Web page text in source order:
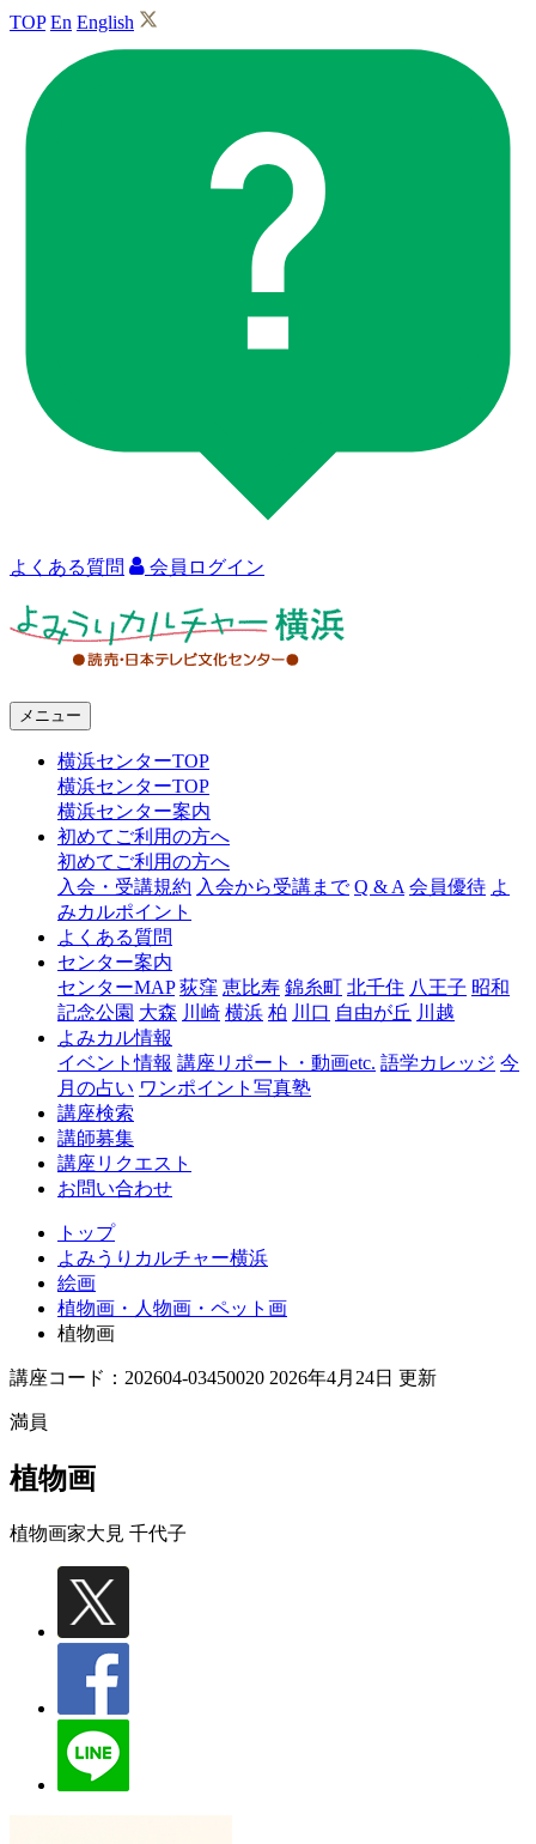
TOP En English
よくある質問 会員ログイン
ャ
浜
メニュー
横浜センターTOP
横浜センターTOP
横浜センター案内
初めてご利用の方へ
初めてご利用の方へ
入会・受講規約 入会から受講まで Q & A 会員優待 よ
みカルポイント
よくある質問
センター案内
センターMAP 荻窪 恵比寿 錦糸町 北千住 八王子 昭和
記念公園 大森 川崎 横浜 柏 川口 自由が丘 川越
よみカル情報
イベント情報 講座リポート・動画etc. 語学カレッジ 今
月の占い ワンポイント写真塾
講座検索
講師募集
講座リクエスト
お問い合わせ
トップ
よみうりカルチャー横浜
絵画
植物画・人物画・ペット画
植物画
講座コード：202604-03450020 2026年4月24日 更新
満員
植物画
植物画家大見 千代子